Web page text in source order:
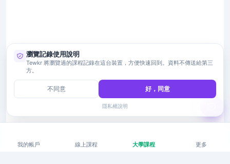
我的帳戶 線上課程 大學課程 更多
瀏覽記錄使用說明
Tewkr 將瀏覽過的課程記錄在這台裝置，方便快速回到。資料不傳送給第三
方。
不同意 好，同意
隱私權說明